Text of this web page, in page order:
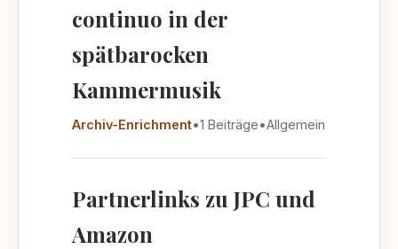
continuo in der
spätbarocken
Kammermusik
Archiv-Enrichment•1 Beiträge•Allgemein
Partnerlinks zu JPC und
Amazon